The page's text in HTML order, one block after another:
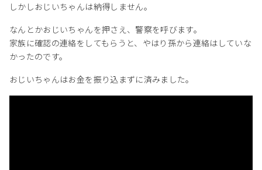
しかしおじいちゃんは納得しません。
なんとかおじいちゃんを押さえ、警察を呼びます。
家族に確認の連絡をしてもらうと、やはり孫から連絡はしていな
かったのです。
おじいちゃんはお金を振り込まずに済みました。